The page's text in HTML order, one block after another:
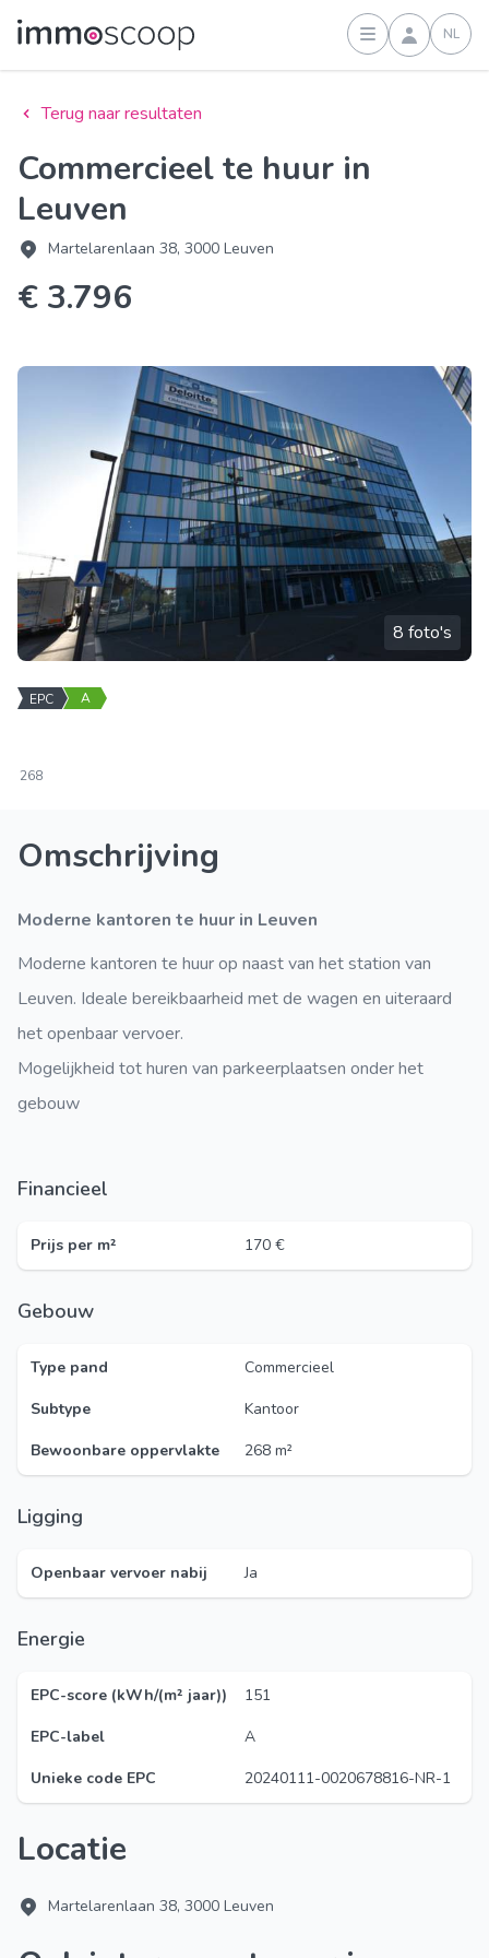
Inloggen
NL
Terug naar resultaten
Commercieel te huur in
Leuven
Martelarenlaan 38, 3000 Leuven
€ 3.796
8 foto's
EPC A
268
Omschrijving
Moderne kantoren te huur in Leuven
Moderne kantoren te huur op naast van het station van
Leuven. Ideale bereikbaarheid met de wagen en uiteraard
het openbaar vervoer.
Mogelijkheid tot huren van parkeerplaatsen onder het
gebouw
Financieel
Prijs per m² 170 €
Gebouw
Type pand
Commercieel
Subtype
Kantoor
Bewoonbare oppervlakte
268 m²
Ligging
Openbaar vervoer nabij Ja
Energie
EPC-score (kWh/(m² jaar))
151
EPC-label
A
Unieke code EPC
20240111-0020678816-NR-1
Locatie
Martelarenlaan 38, 3000 Leuven